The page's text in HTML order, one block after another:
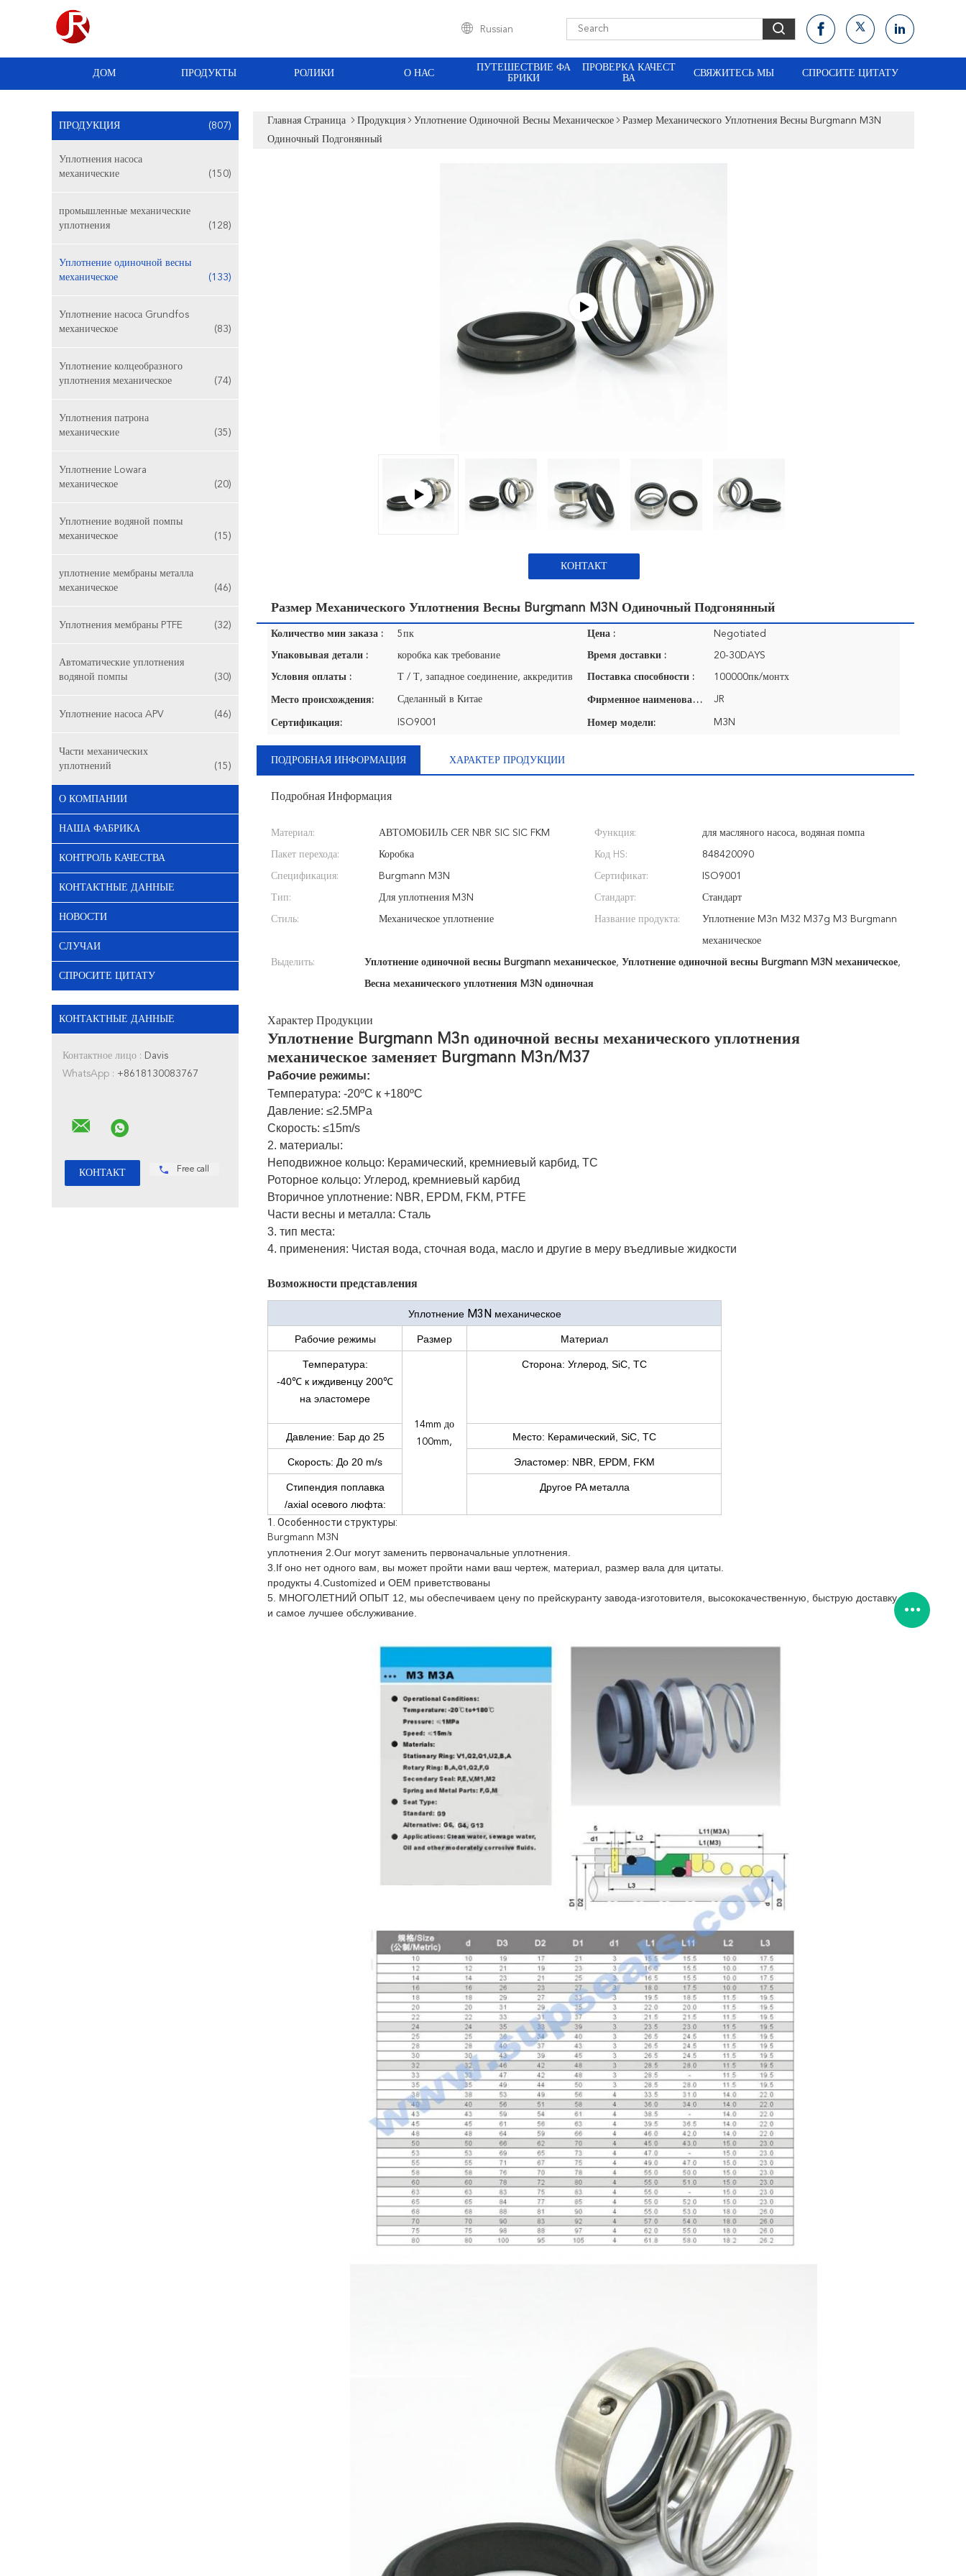
Russian
ДОМ ПРОДУКТЫ РОЛИКИ О НАС
ПУТЕШЕСТВИЕ ФА
БРИКИ
ПРОВЕРКА КАЧЕСТ
ВА
СВЯЖИТЕСЬ МЫ СПРОСИТЕ ЦИТАТУ
ПРОДУКЦИЯ (807)
Уплотнения насоса
механические
(150)
промышленные механические
уплотнения
(128)
Уплотнение одиночной весны
механическое
(133)
Уплотнение насоса Grundfos
механическое
(83)
Уплотнение колцеобразного
уплотнения механическое
(74)
Уплотнения патрона
механические
(35)
Уплотнение Lowara
механическое
(20)
Уплотнение водяной помпы
механическое
(15)
уплотнение мембраны металла
механическое
(46)
Уплотнения мембраны PTFE (32)
Автоматические уплотнения
водяной помпы
(30)
Уплотнение насоса APV (46)
Части механических
уплотнений
(15)
О КОМПАНИИ
НАША ФАБРИКА
КОНТРОЛЬ КАЧЕСТВА
КОНТАКТНЫЕ ДАННЫЕ
НОВОСТИ
СЛУЧАИ
СПРОСИТЕ ЦИТАТУ
КОНТАКТНЫЕ ДАННЫЕ
Контактное лицо : Davis
WhatsApp : +8618130083767
Free call
Главная Страница Продукция Уплотнение Одиночной Весны Механическое
Размер Механического Уплотнения Весны Burgmann M3N
Одиночный Подгонянный
КОНТАКТ
Размер Механического Уплотнения Весны Burgmann M3N Одиночный Подгонянный
Количество мин заказа : 5пк Цена : Negotiated
Упаковывая детали : коробка как требование Время доставки : 20-30DAYS
Условия оплаты : Т / Т, западное соединение, аккредитив Поставка способности : 100000пк/монтх
Место происхождения: Сделанный в Китае Фирменное наименование: JR
Сертификация: ISO9001 Номер модели: M3N
ПОДРОБНАЯ ИНФОРМАЦИЯ ХАРАКТЕР ПРОДУКЦИИ
Подробная Информация
Материал: АВТОМОБИЛЬ CER NBR SIC SIC FKM Функция: для масляного насоса, водяная помпа
Пакет перехода: Коробка Код HS: 848420090
Спецификация: Burgmann M3N Сертификат: ISO9001
Тип: Для уплотнения M3N Стандарт: Стандарт
Стиль: Механическое уплотнение Название продукта: Уплотнение M3n M32 M37g M3 Burgmann
механическое
Выделить: Уплотнение одиночной весны Burgmann механическое, Уплотнение одиночной весны Burgmann M3N механическое,
Весна механического уплотнения M3N одиночная
Характер Продукции
Уплотнение Burgmann M3n одиночной весны механического уплотнения
механическое заменяет Burgmann M3n/M37
Рабочие режимы:
Температура: -20ºC к +180ºC
Давление: ≤2.5MPa
Скорость: ≤15m/s
2. материалы:
Неподвижное кольцо: Керамический, кремниевый карбид, TC
Роторное кольцо: Углерод, кремниевый карбид
Вторичное уплотнение: NBR, EPDM, FKM, PTFE
Части весны и металла: Сталь
3. тип места:
4. применения: Чистая вода, сточная вода, масло и другие в меру въедливые жидкости
Возможности представления
Уплотнение M3N механическое
Рабочие режимы Размер Материал
Температура:
-40℃ к иждивенцу 200℃
на эластомере
14mm до
100mm,
Сторона: Углерод, SiC, TC
Давление: Бар до 25 Место: Керамический, SiC, TC
Скорость: До 20 m/s Эластомер: NBR, EPDM, FKM
Стипендия поплавка
/axial осевого люфта:
±1.0mm
Другое PA металла
1. Особенности структуры:
Burgmann M3N
уплотнения 2.Our могут заменить первоначальные уплотнения.
3.If оно нет одного вам, вы может пройти нами ваш чертеж, материал, размер вала для цитаты.
продукты 4.Customized и OEM приветствованы
5. МНОГОЛЕТНИЙ ОПЫТ 12, мы обеспечиваем цену по прейскуранту завода-изготовителя, высококачественную, быструю доставку
и самое лучшее обслуживание.